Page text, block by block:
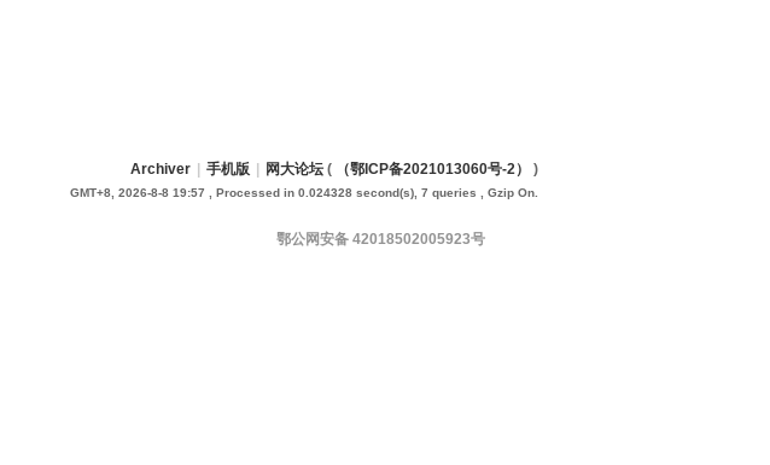
Archiver 手机版 网大论坛 ( （鄂ICP备2021013060号-2） )
GMT+8, 2026-8-8 19:57 , Processed in 0.024328 second(s), 7 queries , Gzip On.
鄂公网安备 42018502005923号